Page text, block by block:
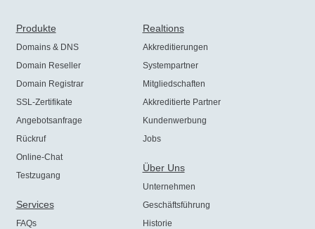
Produkte
Domains & DNS
Domain Reseller
Domain Registrar
SSL-Zertifikate
Angebotsanfrage
Rückruf
Online-Chat
Testzugang
Services
FAQs
Realtions
Akkreditierungen
Systempartner
Mitgliedschaften
Akkreditierte Partner
Kundenwerbung
Jobs
Über Uns
Unternehmen
Geschäftsführung
Historie